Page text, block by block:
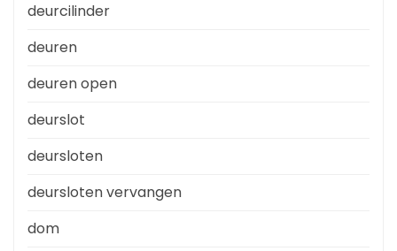
deurcilinder
deuren
deuren open
deurslot
deursloten
deursloten vervangen
dom